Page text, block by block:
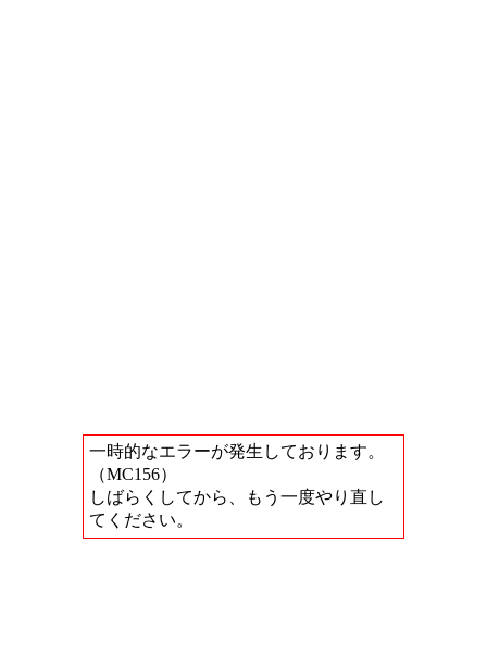
一時的なエラーが発生しております。
（MC156）
しばらくしてから、もう一度やり直し
てください。